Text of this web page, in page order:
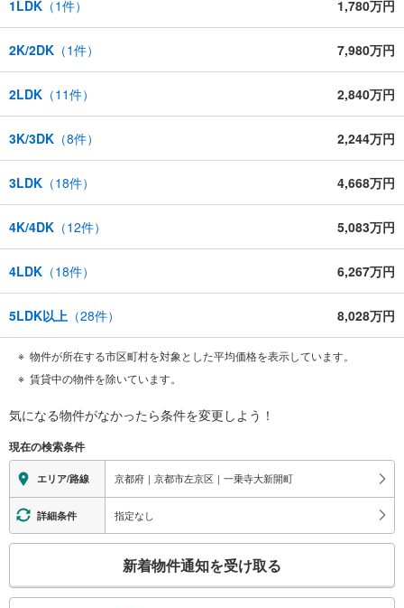
1LDK （1件） 1,780万円
2K/2DK （1件） 7,980万円
2LDK （11件） 2,840万円
3K/3DK （8件） 2,244万円
3LDK （18件） 4,668万円
4K/4DK （12件） 5,083万円
4LDK （18件） 6,267万円
5LDK以上 （28件） 8,028万円
物件が所在する市区町村を対象とした平均価格を表示しています。
賃貸中の物件を除いています。
気になる物件がなかったら条件を変更しよう！
現在の検索条件
エリア/路線 京都府｜京都市左京区｜一乗寺大新開町
詳細条件 指定なし
検
新着物件通知を受け取る